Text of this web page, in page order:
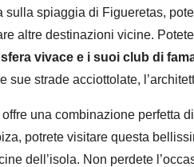
sulla spiaggia di Figueretas,
altre destinazioni vicine.
vivace e i suoi club di
sue strade acciottolate,
una combinazione perfetta
potrete visitare questa
dell’isola. Non perdete